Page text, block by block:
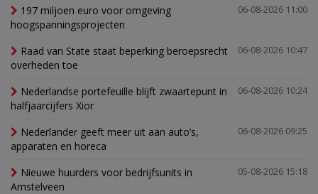
06-08-2026 11:00
197 miljoen euro voor omgeving
hoogspanningsprojecten
06-08-2026 10:47
Raad van State staat beperking beroepsrecht
overheden toe
06-08-2026 10:24
Nederlandse portefeuille blijft zwaartepunt in
halfjaarcijfers Xior
06-08-2026 09:25
Nederlander geeft meer uit aan auto’s,
apparaten en horeca
05-08-2026 15:18
Nieuwe huurders voor bedrijfsunits in
Amstelveen